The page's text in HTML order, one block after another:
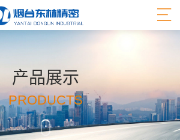
产品展示
PRODUCTS